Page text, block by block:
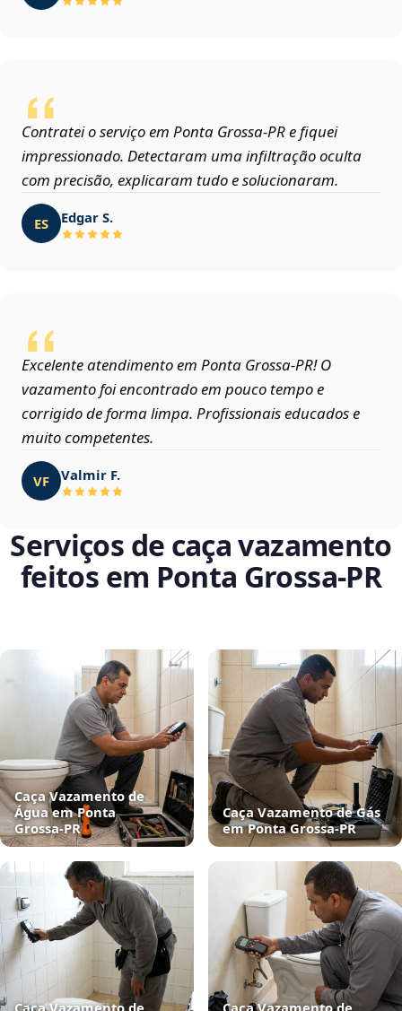
Contratei o serviço em Ponta Grossa‑PR e fiquei
impressionado. Detectaram uma infiltração oculta
com precisão, explicaram tudo e solucionaram.
ES Edgar S.
Excelente atendimento em Ponta Grossa‑PR! O
vazamento foi encontrado em pouco tempo e
corrigido de forma limpa. Profissionais educados e
muito competentes.
VF Valmir F.
Serviços de caça vazamento
feitos em Ponta Grossa‑PR
Caça Vazamento de
Água em Ponta
Grossa‑PR
Caça Vazamento de Gás
em Ponta Grossa‑PR